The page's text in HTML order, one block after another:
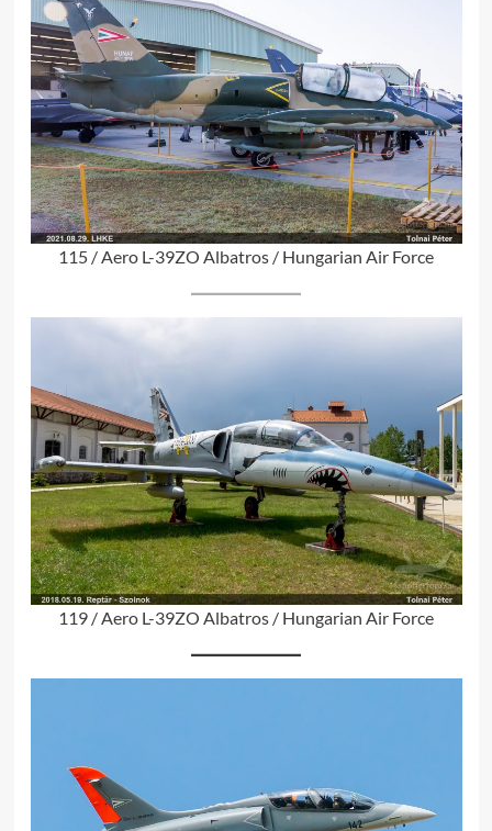
115 / Aero L-39ZO Albatros / Hungarian Air Force
119 / Aero L-39ZO Albatros / Hungarian Air Force